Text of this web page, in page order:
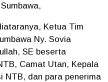
Ketua Tim
Ny. Sovia
SE beserta
Camat Utan, Kepala
NTB, dan para penerima